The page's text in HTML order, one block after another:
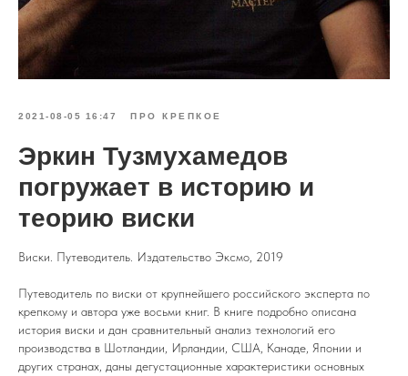
2021-08-05 16:47 ПРО КРЕПКОЕ
Эркин Тузмухамедов
погружает в историю и
теорию виски
Виски. Путеводитель. Издательство Эксмо, 2019
Путеводитель по виски от крупнейшего российского эксперта по
крепкому и автора уже восьми книг. В книге подробно описана
история виски и дан сравнительный анализ технологий его
производства в Шотландии, Ирландии, США, Канаде, Японии и
других странах, даны дегустационные характеристики основных